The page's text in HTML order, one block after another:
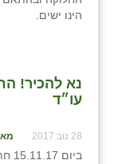
הינו ישים.
עו״ד
28 נוב 2017